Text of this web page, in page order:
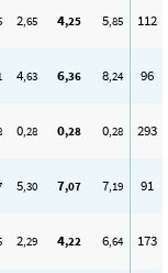
2,65 4,25 5,85 112
4,63 6,36 8,24 96
0,28 0,28 0,28 293
5,30 7,07 7,19 91
2,29 4,22 6,64 173